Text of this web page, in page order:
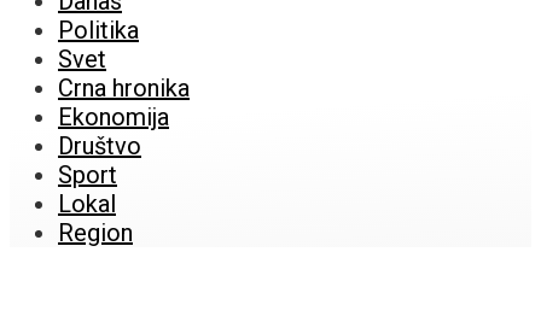
Politika
Svet
Crna hronika
Ekonomija
Društvo
Sport
Lokal
Region